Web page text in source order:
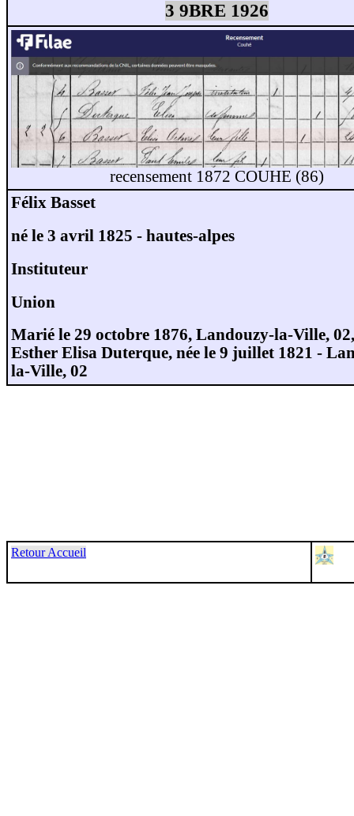
3 9BRE 1926
recensement 1872 COUHE (86)
Félix Basset
né le 3 avril 1825 - hautes-alpes
Instituteur
Union
Marié le 29 octobre 1876, Landouzy-la-Ville,
Esther Elisa Duterque, née le 9 juillet 1821 -
la-Ville, 02
Retour Accueil